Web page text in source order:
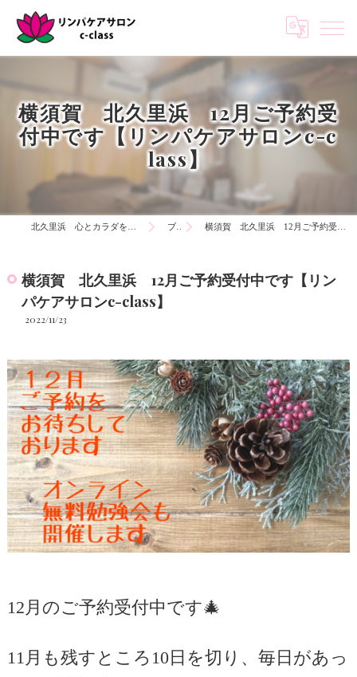
横須賀 北久里浜 12月ご予約受
付中です【リンパケアサロンc-c
lass】
ブログ 横須賀 北久里浜 12月ご予約受付中です【リンパケアサロンc-class】
横須賀 北久里浜 12月ご予約受付中です【リン
パケアサロンc-class】
2022/11/23
12月のご予約受付中です🎄
11月も残すところ10日を切り、毎日があっ